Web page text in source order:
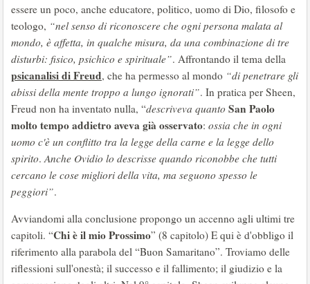
essere un poco, anche educatore, politico, uomo di Dio, filosofo e
teologo, “nel senso di riconoscere che ogni persona malata al
mondo, è affetta, in qualche misura, da una combinazione di tre
disturbi: fisico, psichico e spirituale”. Affrontando il tema della
psicanalisi di Freud, che ha permesso al mondo “di penetrare gli
abissi della mente troppo a lungo ignorati”. In pratica per Sheen,
Freud non ha inventato nulla, “descriveva quanto San Paolo
molto tempo addietro aveva già osservato: ossia che in ogni
uomo c'è un conflitto tra la legge della carne e la legge dello
spirito. Anche Ovidio lo descrisse quando riconobbe che tutti
cercano le cose migliori della vita, ma seguono spesso le
peggiori”.
Avviandomi alla conclusione propongo un accenno agli ultimi tre
capitoli. “Chi è il mio Prossimo” (8 capitolo) E qui è d'obbligo il
riferimento alla parabola del “Buon Samaritano”. Troviamo delle
riflessioni sull'onestà; il successo e il fallimento; il giudizio e la